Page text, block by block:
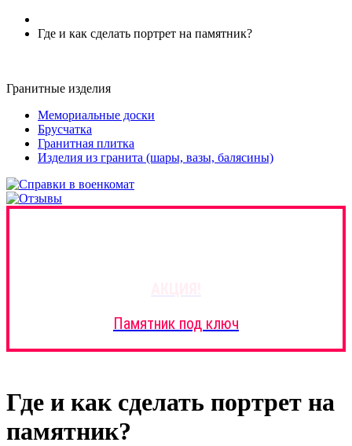
Где и как сделать портрет на памятник?
Гранитные изделия
Мемориальные доски
Брусчатка
Гранитная плитка
Изделия из гранита (шары, вазы, балясины)
Памятник под ключ
Где и как сделать портрет на
памятник?